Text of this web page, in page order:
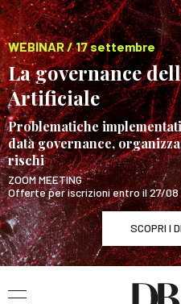
WEBINAR / 17 settembre
La governance
Artificiale
Problematiche
data governance,
rischi
ZOOM MEETING
Offerte per iscrizioni entro il 27/08
SCOPRI I
WEBINAR / 17